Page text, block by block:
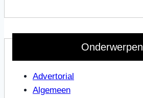
Onderwerpen
Advertorial
Algemeen